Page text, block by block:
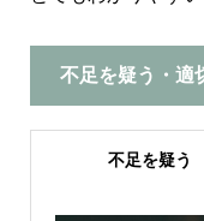
不足を疑う・適
不足を疑う